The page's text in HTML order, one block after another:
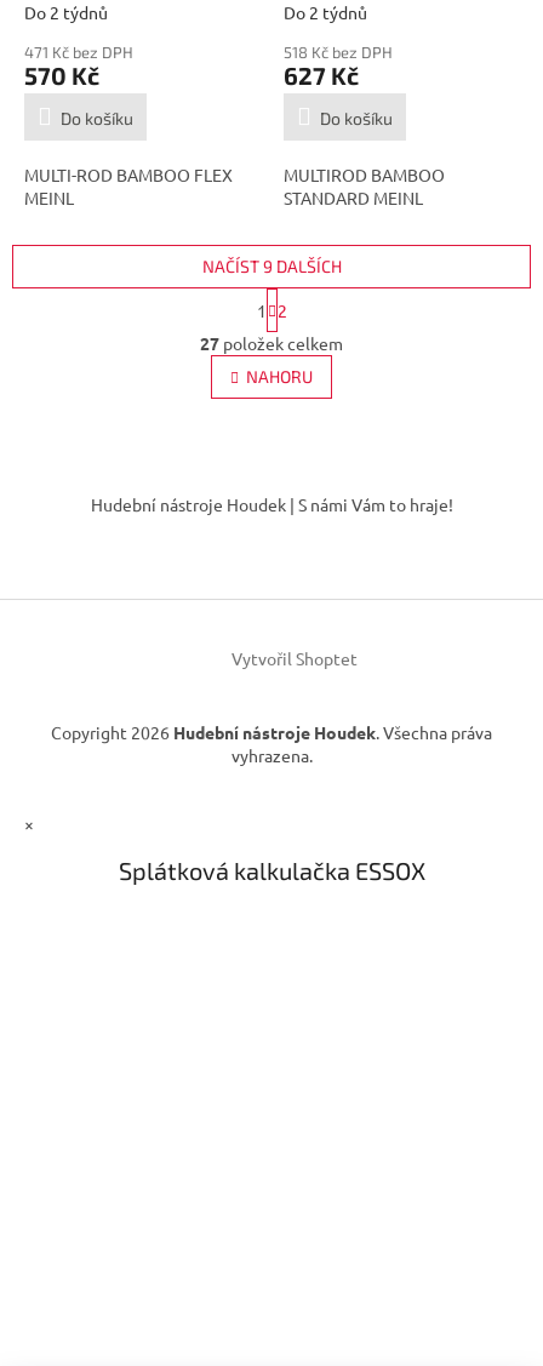
Do 2 týdnů
471 Kč bez DPH
570 Kč
Do košíku
MULTI-ROD BAMBOO FLEX
MEINL
Do 2 týdnů
518 Kč bez DPH
627 Kč
Do košíku
MULTIROD BAMBOO
STANDARD MEINL
O
v
l
á
p
y
ý
s
u
NAČÍST 9 DALŠÍCH
t
r
á
n
k
í
1
2
27 položek celkem
NAHORU
í
Hudební nástroje Houdek | S námi Vám to hraje!
Vytvořil Shoptet
Copyright 2026 Hudební nástroje Houdek. Všechna práva
vyhrazena.
×
Splátková kalkulačka ESSOX